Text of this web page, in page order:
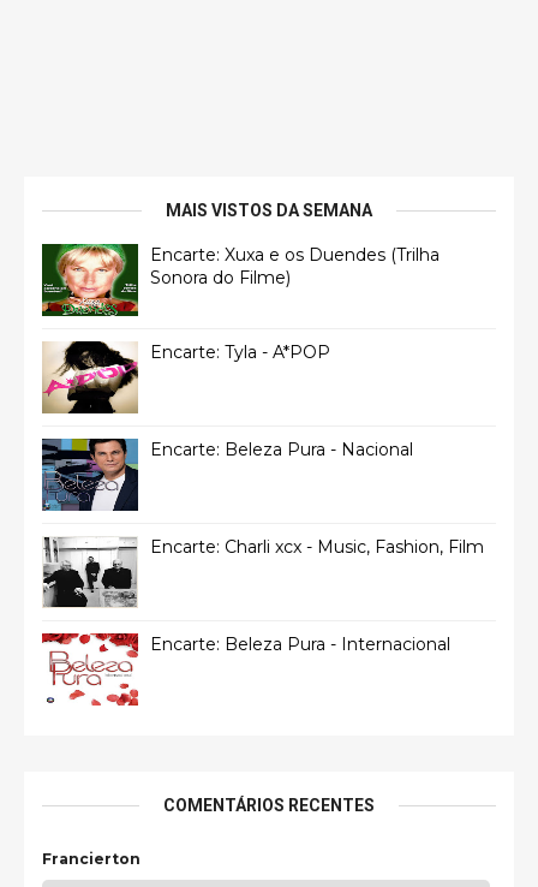
MAIS VISTOS DA SEMANA
Encarte: Xuxa e os Duendes (Trilha
Sonora do Filme)
Encarte: Tyla - A*POP
Encarte: Beleza Pura - Nacional
Encarte: Charli xcx - Music, Fashion, Film
Encarte: Beleza Pura - Internacional
COMENTÁRIOS RECENTES
Francierton